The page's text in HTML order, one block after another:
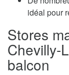
idéal pour
Stores
Chevilly-
balcon